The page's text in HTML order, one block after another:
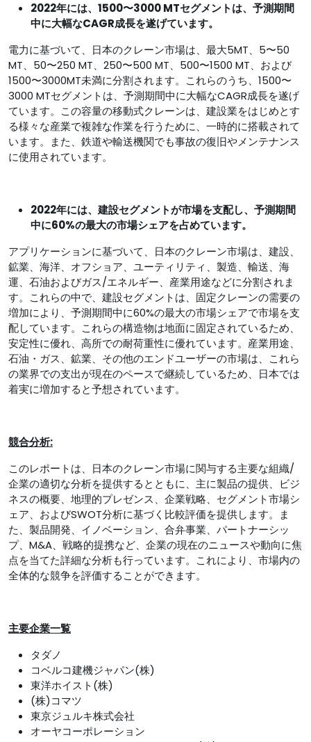
2022年には、1500〜3000 MTセグメントは、予測期間
中に大幅なCAGR成長を遂げています。
電力に基づいて、日本のクレーン市場は、最大5MT、5〜50
MT、50〜250 MT、250〜500 MT、500〜1500 MT、および
1500〜3000MT未満に分割されます。これらのうち、1500〜
3000 MTセグメントは、予測期間中に大幅なCAGR成長を遂げ
ています。この容量の移動式クレーンは、建設業をはじめとす
る様々な産業で複雑な作業を行うために、一時的に搭載されて
います。また、鉄道や輸送機関でも事故の復旧やメンテナンス
に使用されています。
2022年には、建設セグメントが市場を支配し、予測期間
中に60%の最大の市場シェアを占めています。
アプリケーションに基づいて、日本のクレーン市場は、建設、
鉱業、海洋、オフショア、ユーティリティ、製造、輸送、海
運、石油およびガス/エネルギー、産業用途などに分割されま
す。これらの中で、建設セグメントは、固定クレーンの需要の
増加により、予測期間中に60%の最大の市場シェアで市場を支
配しています。これらの構造物は地面に固定されているため、
安定性に優れ、高所での耐荷重性に優れています。産業用途、
石油・ガス、鉱業、その他のエンドユーザーの市場は、これら
の業界での支出が現在のペースで継続しているため、日本では
着実に増加すると予想されています。
競合分析:
このレポートは、日本のクレーン市場に関与する主要な組織/
企業の適切な分析を提供するとともに、主に製品の提供、ビジ
ネスの概要、地理的プレゼンス、企業戦略、セグメント市場シ
ェア、およびSWOT分析に基づく比較評価を提供します。ま
た、製品開発、イノベーション、合弁事業、パートナーシッ
プ、M&A、戦略的提携など、企業の現在のニュースや動向に焦
点を当てた詳細な分析も行っています。これにより、市場内の
全体的な競争を評価することができます。
主要企業一覧
タダノ
コベルコ建機ジャパン(株)
東洋ホイスト(株)
(株)コマツ
東京ジュルキ株式会社
オーヤコーポレーション